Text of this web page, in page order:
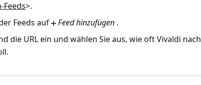
Feeds>.
Feeds auf
Feed hinzufügen .
die URL ein und wählen Sie aus, wie oft Vivaldi nach